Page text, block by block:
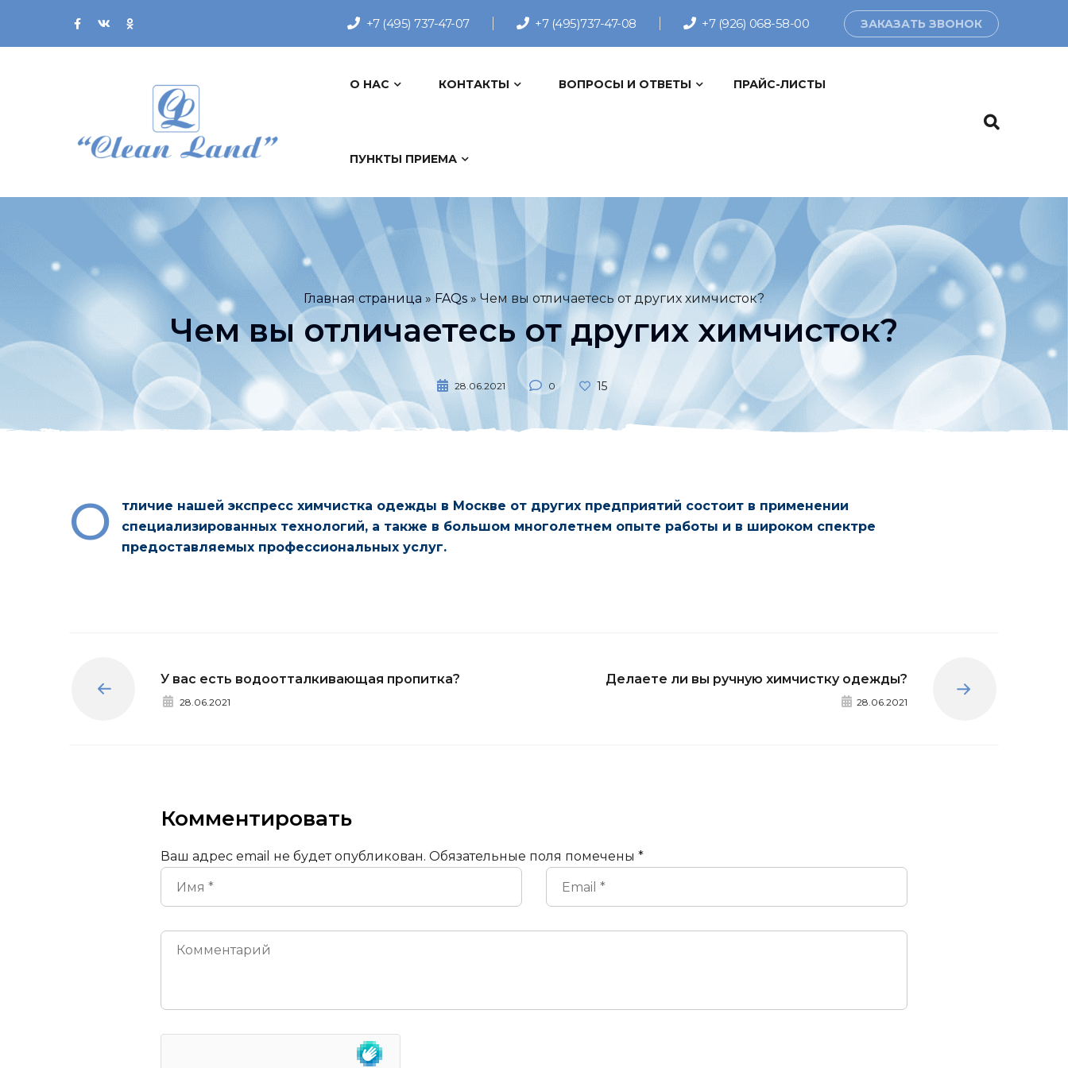
+7 (495) 737-47-07 +7 (495)737-47-08 +7 (926) 068-58-00 ЗАКАЗАТЬ ЗВОНОК
О НАС КОНТАКТЫ ВОПРОСЫ И ОТВЕТЫ ПРАЙС-ЛИСТЫ
ПУНКТЫ ПРИЕМА
Главная страница » FAQs » Чем вы отличаетесь от других химчисток?
Чем вы отличаетесь от других химчисток?
28.06.2021 0 15
О
тличие нашей экспресс химчистка одежды в Москве от других предприятий состоит в применении
специализированных технологий, а также в большом многолетнем опыте работы и в широком спектре
предоставляемых профессиональных услуг.
У вас есть водоотталкивающая пропитка?
28.06.2021
Делаете ли вы ручную химчистку одежды?
28.06.2021
Вперед
Комментировать
Ваш адрес email не будет опубликован. Обязательные поля помечены *